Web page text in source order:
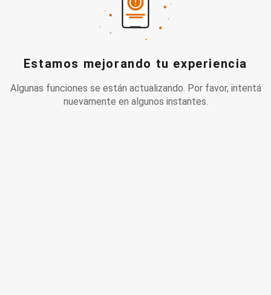
Estamos mejorando tu experiencia
Algunas funciones se están actualizando. Por favor, intentá
nuevamente en algunos instantes.